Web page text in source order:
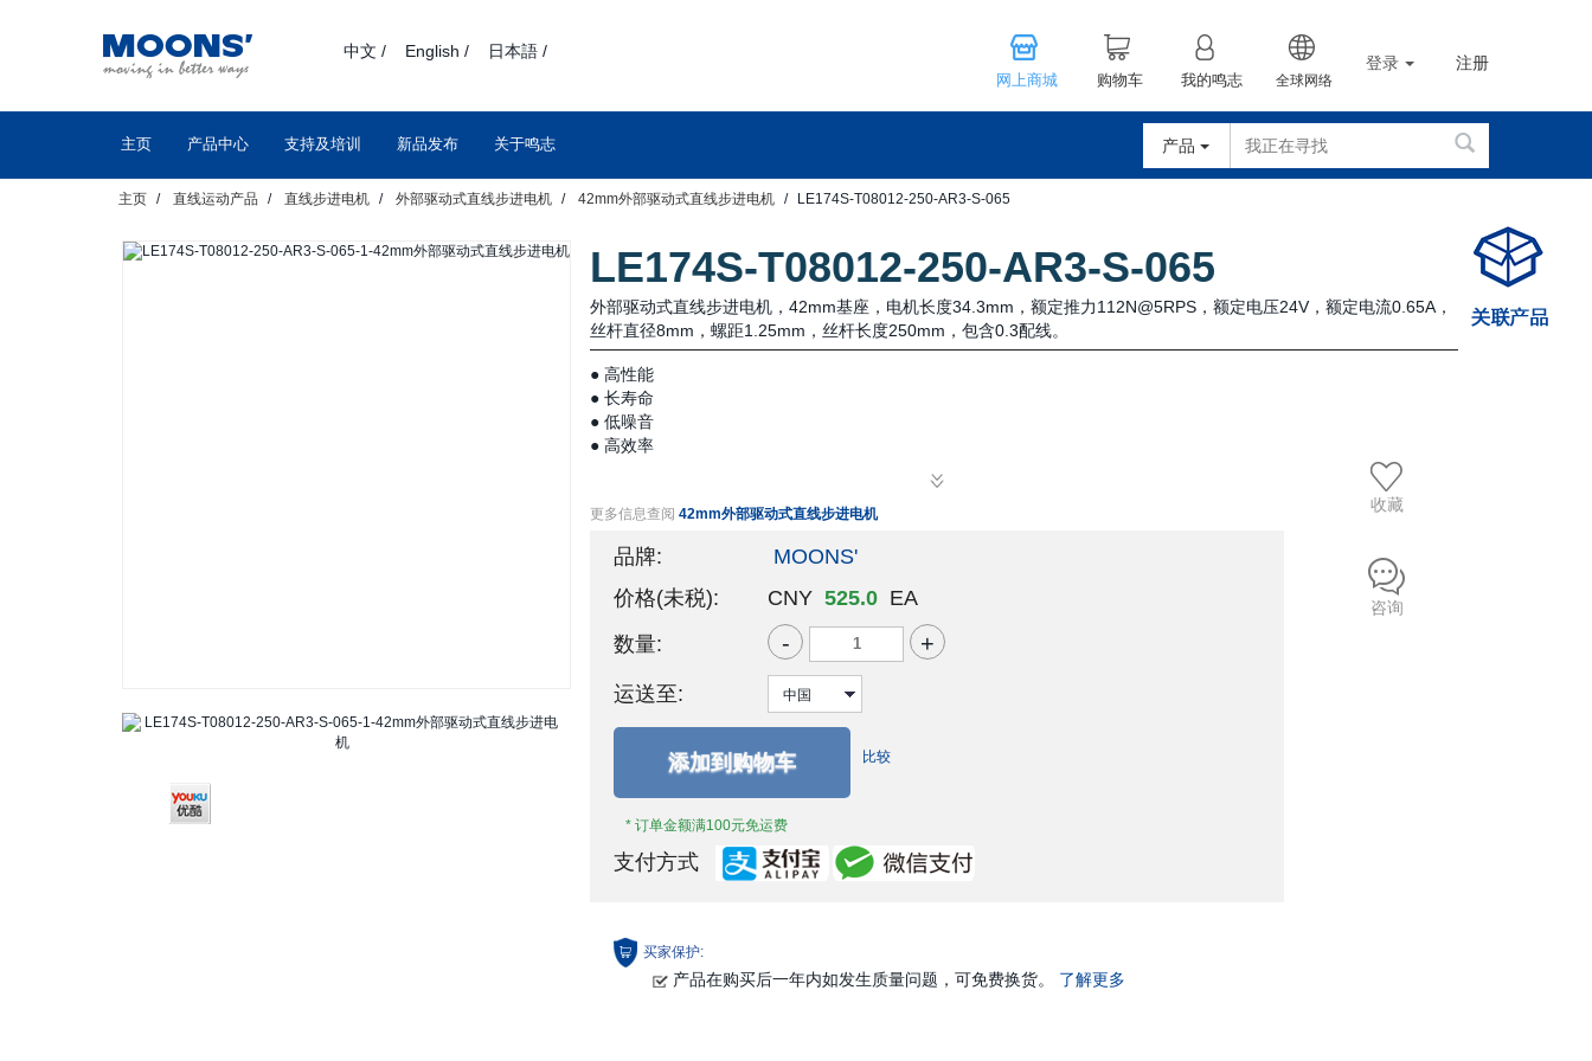
中文 / English / 日本語 /
网上商城 购物车 我的鸣志 全球网络
登录 注册
主页 产品中心 支持及培训 新品发布 关于鸣志 产品
主页 直线运动产品 直线步进电机 外部驱动式直线步进电机 42mm外部驱动式直线步进电机 LE174S-T08012-250-AR3-S-065
LE174S-T08012-250-AR3-S-065
外部驱动式直线步进电机，42mm基座，电机长度34.3mm，额定推力112N@5RPS，额定电压24V，额定电流0.65A，
丝杆直径8mm，螺距1.25mm，丝杆长度250mm，包含0.3配线。
● 高性能
● 长寿命
● 低噪音
● 高效率
更多信息查阅 42mm外部驱动式直线步进电机
品牌:
MOONS'
价格(未税):
CNY525.0 EA
数量:
- +
运送至:
添加到购物车
* 订单金额满100元免运费
比较
支付方式
收藏
咨询
买家保护:
产品在购买后一年内如发生质量问题，可免费换货。 了解更多